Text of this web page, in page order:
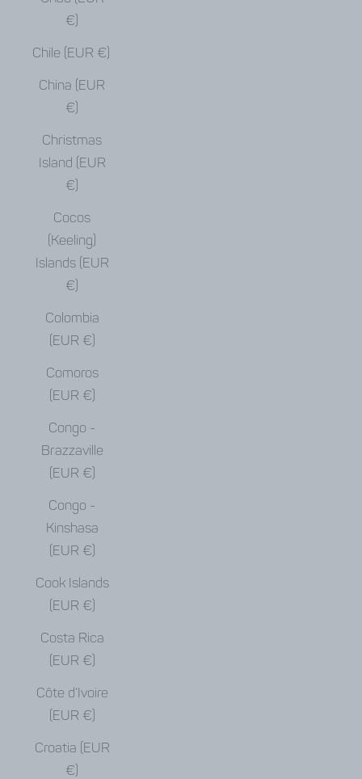
€)
Chile (EUR €)
China (EUR
€)
Christmas
Island (EUR
€)
Cocos
(Keeling)
Islands (EUR
€)
Colombia
(EUR €)
Comoros
(EUR €)
Congo -
Brazzaville
(EUR €)
Congo -
Kinshasa
(EUR €)
Cook Islands
(EUR €)
Costa Rica
(EUR €)
Côte d’Ivoire
(EUR €)
Croatia (EUR
€)